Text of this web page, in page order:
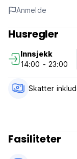
assistance you
hesitate to ask
accommodate you.
From 14:00 hours
Check-out
Until 12:00 hours
Children aged 9
Anmelde
Husregler
Innsjekk
14:00 - 23:00
Skatter
Fasiliteter